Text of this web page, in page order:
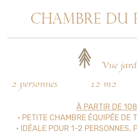
CHAMBRE DU
Vue
2 personnes
12 m2
À PARTIR DE
• PETITE CHAMBRE ÉQUIPÉE DE
• IDÉALE POUR 1-2 PERSONNES,